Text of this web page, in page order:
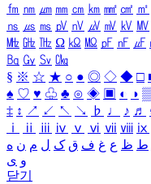
㎙ ㎚ ㎛ ㎜ ㎝ ㎞ ㎟ ㎠ ㎡
㎱ ㎲ ㎳ ㎴ ㎵ ㎶ ㎷ ㎸ ㎹
㎒ ㎓ ㎔ Ω ㏀ ㏁ ㎊ ㎋ ㎌
㏃ ㏉ ㏜ ㏆
§ ※ ☆ ★ ○ ● ◎ ◇ ◆ □
♠ ♡ ♥ ♧ ♣ ⊙ ◈ ▣ ◐ ◑ ▒
‡ ↕ ↗ ↙ ↖ ↘ ♭ ♩ ♪ ♬
ⅰ
ⅱ ⅲ ⅳ ⅴ ⅵ ⅶ ⅷ ⅸ
ط ظ ع غ ف ق ک ل م ن ه
و ی
닫기